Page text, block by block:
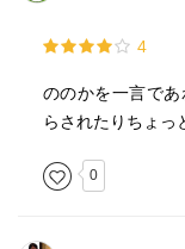
4
ののかを一言で
らされたりちょっ
0